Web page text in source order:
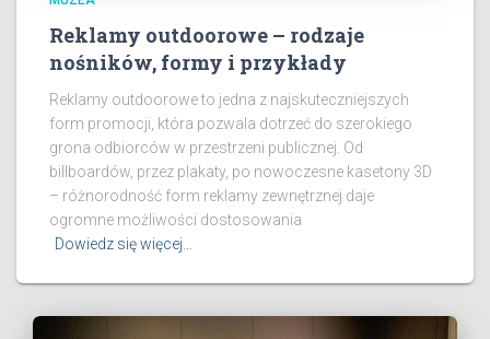
Reklamy outdoorowe – rodzaje
nośników, formy i przykłady
Reklamy outdoorowe to jedna z najskuteczniejszych
form promocji, która pozwala dotrzeć do szerokiego
grona odbiorców w przestrzeni publicznej. Od
billboardów, przez plakaty, po nowoczesne kasetony 3D
– różnorodność form reklamy zewnętrznej daje
ogromne możliwości dostosowania
Dowiedz się więcej…